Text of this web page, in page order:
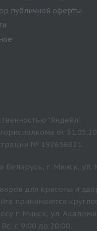
публичной оферты
"Яндейл".
от
№ 192656821.
г. Минск, ул.
для красоты и
принимаются
г. Минск, ул.
с 9:00 до 20:00.